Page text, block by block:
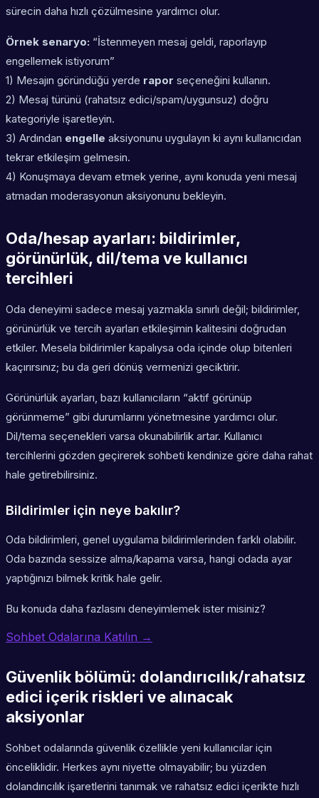
sürecin daha hızlı çözülmesine yardımcı olur.
Örnek senaryo: “İstenmeyen mesaj geldi, raporlayıp
engellemek istiyorum”
1) Mesajın göründüğü yerde rapor seçeneğini kullanın.
2) Mesaj türünü (rahatsız edici/spam/uygunsuz) doğru
kategoriyle işaretleyin.
3) Ardından engelle aksiyonunu uygulayın ki aynı kullanıcıdan
tekrar etkileşim gelmesin.
4) Konuşmaya devam etmek yerine, aynı konuda yeni mesaj
atmadan moderasyonun aksiyonunu bekleyin.
Oda/hesap ayarları: bildirimler,
görünürlük, dil/tema ve kullanıcı
tercihleri
Oda deneyimi sadece mesaj yazmakla sınırlı değil; bildirimler,
görünürlük ve tercih ayarları etkileşimin kalitesini doğrudan
etkiler. Mesela bildirimler kapalıysa oda içinde olup bitenleri
kaçırırsınız; bu da geri dönüş vermenizi geciktirir.
Görünürlük ayarları, bazı kullanıcıların “aktif görünüp
görünmeme” gibi durumlarını yönetmesine yardımcı olur.
Dil/tema seçenekleri varsa okunabilirlik artar. Kullanıcı
tercihlerini gözden geçirerek sohbeti kendinize göre daha rahat
hale getirebilirsiniz.
Bildirimler için neye bakılır?
Oda bildirimleri, genel uygulama bildirimlerinden farklı olabilir.
Oda bazında sessize alma/kapama varsa, hangi odada ayar
yaptığınızı bilmek kritik hale gelir.
Bu konuda daha fazlasını deneyimlemek ister misiniz?
Sohbet Odalarına Katılın →
Güvenlik bölümü: dolandırıcılık/rahatsız
edici içerik riskleri ve alınacak
aksiyonlar
Sohbet odalarında güvenlik özellikle yeni kullanıcılar için
önceliklidir. Herkes aynı niyette olmayabilir; bu yüzden
dolandırıcılık işaretlerini tanımak ve rahatsız edici içerikte hızlı